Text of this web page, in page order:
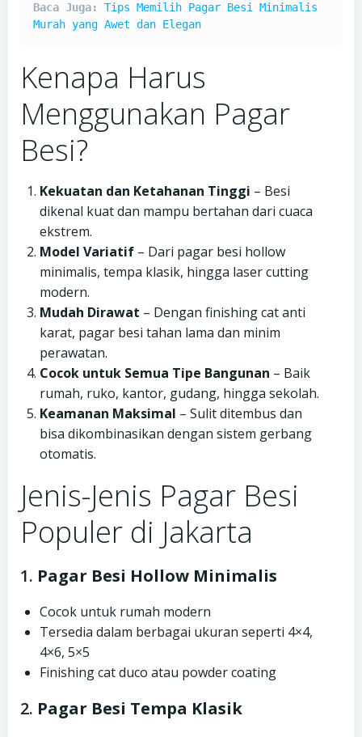
Baca Juga: Tips Memilih Pagar Besi Minimalis
Murah yang Awet dan Elegan
Kenapa Harus
Menggunakan Pagar
Besi?
Kekuatan dan Ketahanan Tinggi – Besi
dikenal kuat dan mampu bertahan dari cuaca
ekstrem.
Model Variatif – Dari pagar besi hollow
minimalis, tempa klasik, hingga laser cutting
modern.
Mudah Dirawat – Dengan finishing cat anti
karat, pagar besi tahan lama dan minim
perawatan.
Cocok untuk Semua Tipe Bangunan – Baik
rumah, ruko, kantor, gudang, hingga sekolah.
Keamanan Maksimal – Sulit ditembus dan
bisa dikombinasikan dengan sistem gerbang
otomatis.
Jenis-Jenis Pagar Besi
Populer di Jakarta
1. Pagar Besi Hollow Minimalis
Cocok untuk rumah modern
Tersedia dalam berbagai ukuran seperti 4×4,
4×6, 5×5
Finishing cat duco atau powder coating
2. Pagar Besi Tempa Klasik